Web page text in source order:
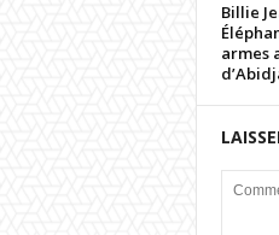
Billie
armes